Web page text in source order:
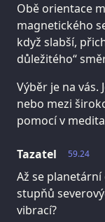
Obě orientace
magnetického
když slabší,
důležitého“
Výběr je na vás.
nebo mezi
pomocí v
59.24
Tazatel
Až se
stupňů
vibrací?